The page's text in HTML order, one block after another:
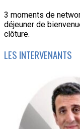
3 moments de
déjeuner de
clôture.
LES INTERVENANTS